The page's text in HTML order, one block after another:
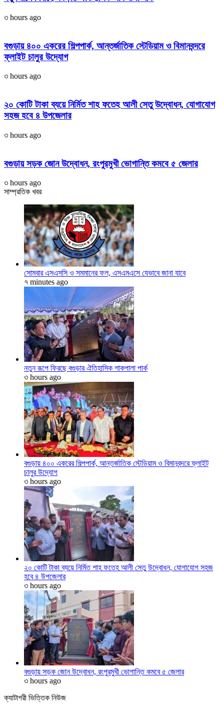
৩ hours ago
বগুড়ায় ৪০০ একরের শিল্পপার্ক, আন্তর্জাতিক স্টেডিয়াম ও বিমানবন্দরে
ফ্লাইট চালুর উদ্যোগ
৩ hours ago
২০ কোটি টাকা ব্যয়ে নির্মিত শাহ ফতেহ আলী সেতু উদ্বোধন, যোগাযোগ
সহজ হবে ৪ উপজেলার
৩ hours ago
বগুড়ায় সড়ক জোন উদ্বোধন, রংপুরমুখী ভোগান্তি কমবে ৫ জেলার
৩ hours ago
সাম্প্রতিক খবর
সোমবার এসএসসি ও সমমানের ফল, এসএমএসে যেভাবে জানা যাবে
৭ minutes ago
নতুন রূপে ফিরছে বগুড়ার ঐতিহাসিক শাকপালা পার্ক
৩ hours ago
বগুড়ায় ৪০০ একরের শিল্পপার্ক, আন্তর্জাতিক স্টেডিয়াম ও বিমানবন্দরে ফ্লাইট
চালুর উদ্যোগ
৩ hours ago
২০ কোটি টাকা ব্যয়ে নির্মিত শাহ ফতেহ আলী সেতু উদ্বোধন, যোগাযোগ সহজ
হবে ৪ উপজেলার
৩ hours ago
বগুড়ায় সড়ক জোন উদ্বোধন, রংপুরমুখী ভোগান্তি কমবে ৫ জেলার
৩ hours ago
ক্যাটাগরী ভিত্তিক নিউজ